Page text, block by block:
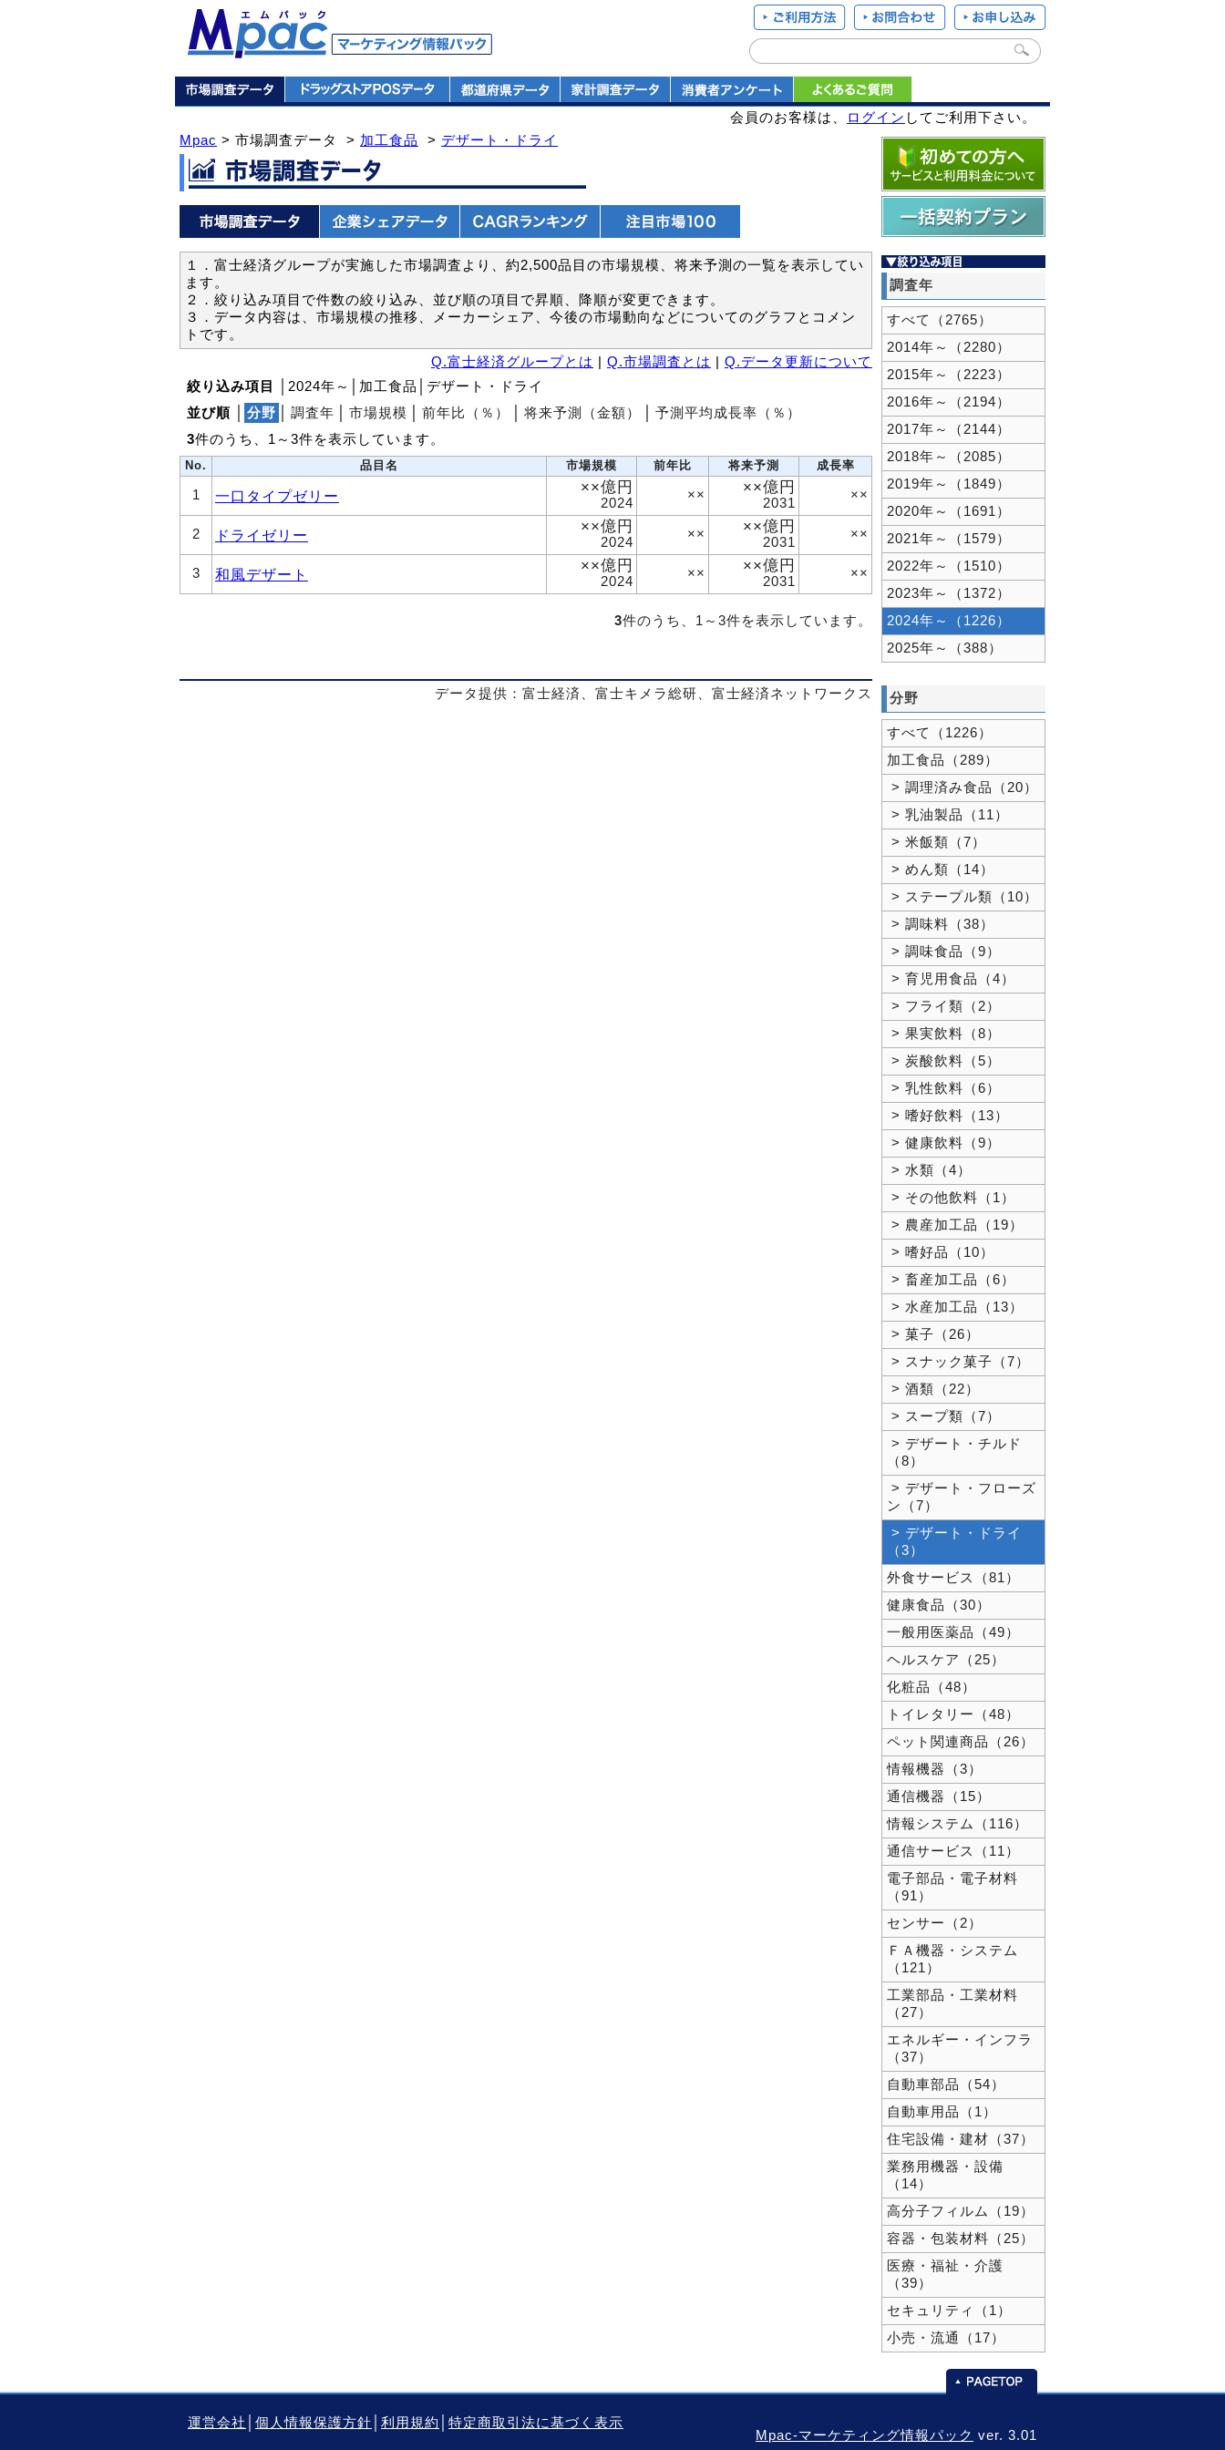
会員のお客様は、 ログイン してご利用下さい。
Mpac > 市場調査データ > 加工食品 > デザート・ドライ
１．富士経済グループが実施した市場調査より、約2,500品目の市場規模、将来予測の一覧を表示してい
ます。
２．絞り込み項目で件数の絞り込み、並び順の項目で昇順、降順が変更できます。
３．データ内容は、市場規模の推移、メーカーシェア、今後の市場動向などについてのグラフとコメン
トです。
Q.富士経済グループとは
Q.市場調査とは
Q.データ更新について
絞り込み項目
│2024年～│加工食品│デザート・ドライ
並び順
分野 調査年 市場規模 前年比（％） 将来予測（金額）
予測平均成長率（％）
3件のうち、1～3件を表示しています。
No. 品目名 市場規模 前年比 将来予測 成長率
1 一口タイプゼリー ××億円
2024
×× ××億円
2031
××
2 ドライゼリー ××億円
2024
×× ××億円
2031
××
3 和風デザート ××億円
2024
×× ××億円
2031
××
3件のうち、1～3件を表示しています。
データ提供：富士経済、富士キメラ総研、富士経済ネットワークス
調査年
すべて（2765）
2014年～（2280）
2015年～（2223）
2016年～（2194）
2017年～（2144）
2018年～（2085）
2019年～（1849）
2020年～（1691）
2021年～（1579）
2022年～（1510）
2023年～（1372）
2024年～（1226）
2025年～（388）
分野
すべて（1226）
加工食品（289）
> 調理済み食品（20）
> 乳油製品（11）
> 米飯類（7）
> めん類（14）
> ステープル類（10）
> 調味料（38）
> 調味食品（9）
> 育児用食品（4）
> フライ類（2）
> 果実飲料（8）
> 炭酸飲料（5）
> 乳性飲料（6）
> 嗜好飲料（13）
> 健康飲料（9）
> 水類（4）
> その他飲料（1）
> 農産加工品（19）
> 嗜好品（10）
> 畜産加工品（6）
> 水産加工品（13）
> 菓子（26）
> スナック菓子（7）
> 酒類（22）
> スープ類（7）
> デザート・チルド
（8）
> デザート・フローズ
ン（7）
> デザート・ドライ
（3）
外食サービス（81）
健康食品（30）
一般用医薬品（49）
ヘルスケア（25）
化粧品（48）
トイレタリー（48）
ペット関連商品（26）
情報機器（3）
通信機器（15）
情報システム（116）
通信サービス（11）
電子部品・電子材料
（91）
センサー（2）
ＦＡ機器・システム
（121）
工業部品・工業材料
（27）
エネルギー・インフラ
（37）
自動車部品（54）
自動車用品（1）
住宅設備・建材（37）
業務用機器・設備
（14）
高分子フィルム（19）
容器・包装材料（25）
医療・福祉・介護
（39）
セキュリティ（1）
小売・流通（17）
運営会社 個人情報保護方針 利用規約
特定商取引法に基づく表示
Mpac-マーケティング情報パック ver. 3.01